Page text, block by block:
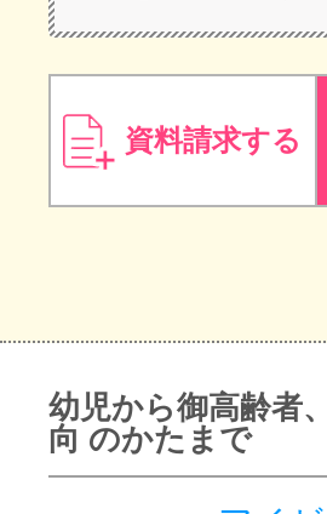
資料請求する
幼児から御高齢者
向 のかたまで